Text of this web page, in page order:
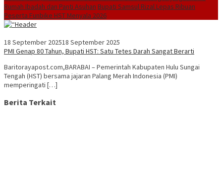
Rumah Ibadah dan Panti Asuhan Bupati Samsul Rizal Lepas Ribuan
Peserta Funbike HST Menyala 2026
18 September 202518 September 2025
PMI Genap 80 Tahun, Bupati HST: Satu Tetes Darah Sangat Berarti
Baritorayapost.com,BARABAI – Pemerintah Kabupaten Hulu Sungai
Tengah (HST) bersama jajaran Palang Merah Indonesia (PMI)
memperingati […]
Berita Terkait